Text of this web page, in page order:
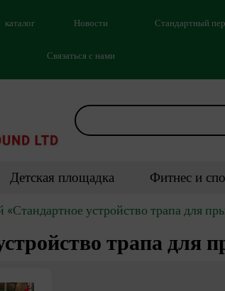
каталог Новости Стандартный
Связаться с нами
Детская площадка Фитнес и
устройство трапа для
трапа для